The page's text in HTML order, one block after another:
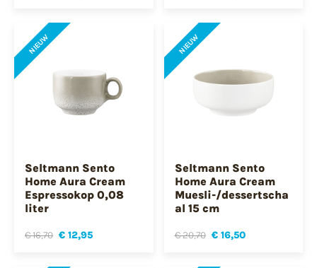
NIEUW
Seltmann Sento
Home Aura Cream
Espressokop 0,08
liter
€ 16,70 € 12,95
NIEUW
Seltmann Sento
Home Aura Cream
Muesli-/dessertscha
al 15 cm
€ 20,70 € 16,50